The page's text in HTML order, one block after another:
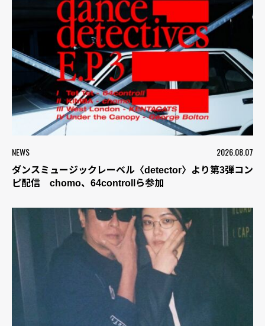
NEWS 2026.08.07
ダンスミュージックレーベル〈detector〉より第3弾コン
ピ配信 chomo、64controllら参加